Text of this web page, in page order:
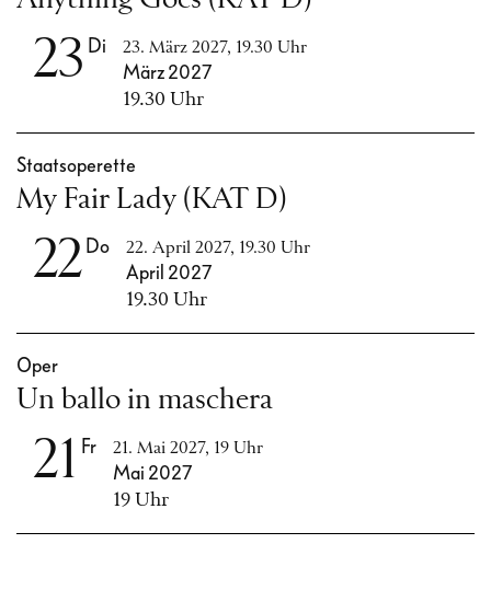
23 Di 23. März 2027, 19.30 Uhr
März 2027
19.30 Uhr
22 Do 22. April 2027, 19.30 Uhr
April 2027
19.30 Uhr
My Fair Lady (KAT D)
Staatsoperette
21 Fr 21. Mai 2027, 19 Uhr
Mai 2027
19 Uhr
Un ballo in maschera
Oper